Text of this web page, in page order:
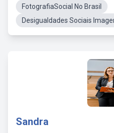
FotografiaSocial No Brasil
Desigualdades Sociais
Sandra